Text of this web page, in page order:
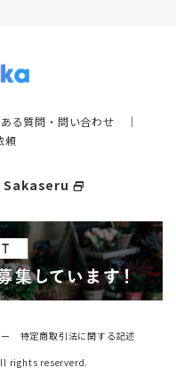
る質問・問い合わせ ｜
頼
Sakaseru select_window
特定商取引法に関する記述
rights reserverd.